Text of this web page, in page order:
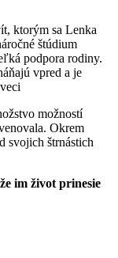
ktorým sa Lenka
štúdium
podpora rodiny.
vpred a je
možností
Okrem
svojich štrnástich
im život prinesie